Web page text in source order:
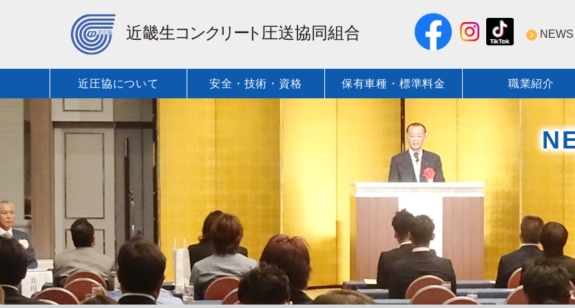
近圧協について
近圧協について
標準圧送料金表
安全・技術・資格
安全・技術・資格
近圧協の安全・技
近圧協の技術力
安全技術／資格・
コンクリート圧送
圧送技術研究会
近圧協安全施工管理
ポンプ圧送性評価
教育DVD
保有車種・標準料金
保有車種・標準料金
標準圧送料金表
職業紹介